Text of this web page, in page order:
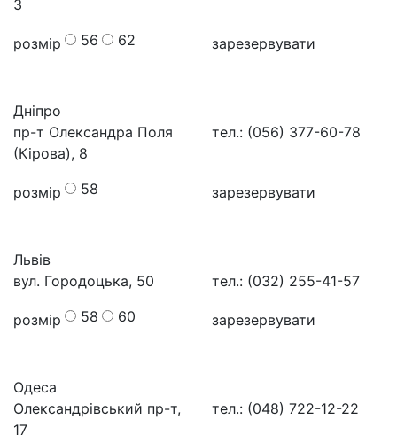
3
розмір 56 62 зарезервувати
Дніпро
пр-т Олександра Поля
(Кірова), 8
тел.: (056) 377-60-78
розмір 58 зарезервувати
Львів
вул. Городоцька, 50
тел.: (032) 255-41-57
розмір 58 60 зарезервувати
Одеса
Олександрівський пр-т,
17
тел.: (048) 722-12-22